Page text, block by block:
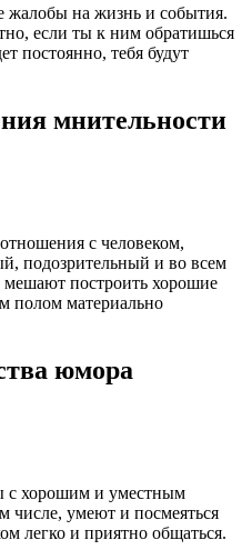
жалобы на жизнь и события.
если ты к ним обратишься
постоянно, тебя будут
мнительности
с человеком,
подозрительный и во всем
мешают построить хорошие
полом материально
юмора
с хорошим и уместным
числе, умеют и посмеяться
легко и приятно общаться.